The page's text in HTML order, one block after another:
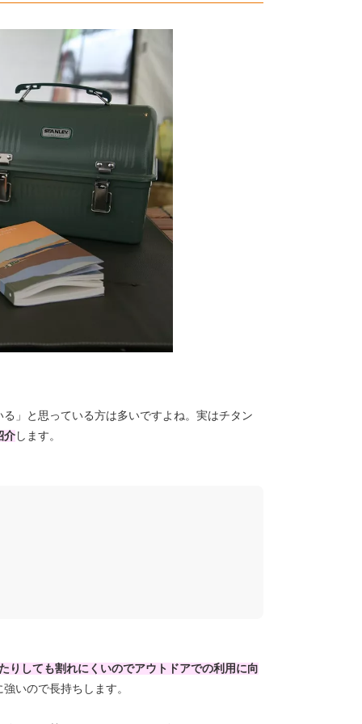
」と思っている方は多いですよね。実はチタン
介 します。
りしても割れにくいのでアウトドアでの利用に向
いので長持ちします。